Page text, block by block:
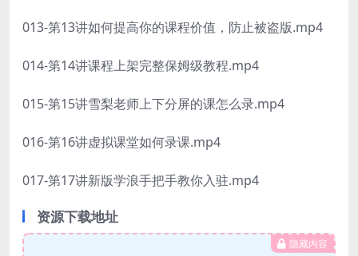
013-第13讲如何提高你的课程价值，防止被盗版.mp4
014-第14讲课程上架完整保姆级教程.mp4
015-第15讲雪梨老师上下分屏的课怎么录.mp4
016-第16讲虚拟课堂如何录课.mp4
017-第17讲新版学浪手把手教你入驻.mp4
资源下载地址
隐藏内容